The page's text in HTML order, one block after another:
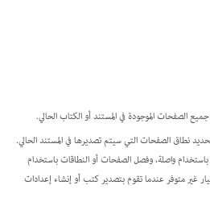
الصفحات الموجودة في المستند أو الكتاب الحالي.
نطاق الصفحات التي سيتم تصديرها في المستند الحالي.
واصلة، وفصل الصفحات أو النطاقات باستخدام
غير متوفر عندما تقوم بتصدير كتب أو إنشاء إعدادات